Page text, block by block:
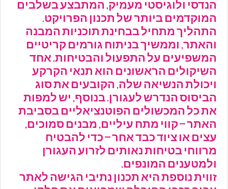
הנדסי ולוגיסטי מעמיק, המתבצע בשלבים
המוקדמים ביותר של תכנון הפרויקט.
התהליך מתחיל בבחינת תוכניות המבנה
והאתר, וממשיך בניתוח גורמים קריטיים
המשפיעים על התפעול והבטיחות. אחד
השיקולים הראשונים הוא תנאי הקרקע
ויכולת הנשיאה שלה, הקובעים את סוג
הביסוס הנדרש לעגורן. בנוסף, יש למפות
את כל המכשולים הפוטנציאליים בסביבת
האתר – קווי מתח עיליים, מבנים סמוכים,
עצים או ציוד כבד אחר – כדי להבטיח
מרווחי בטיחות נאותים לזרוע העגורן
ולמטענים המונפים.
זווית נוספת היא תכנון נתיבי הגישה לאתר